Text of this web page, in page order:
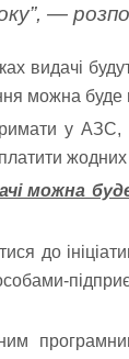
—
видачі
можна
у АЗС,
жодних
можна
до